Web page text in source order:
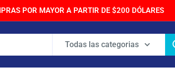
POR MAYOR A PARTIR DE $200 DÓLARES
Todas las categorias